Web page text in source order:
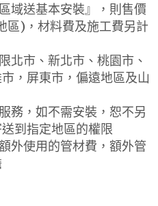
域送基本安裝』，則售價
區)，材料費及施工費另計
北市、新北市、桃園市、
，屏東市，偏遠地區及山
務，如不需安裝，恕不另
到指定地區的權限
外使用的管材費，額外管